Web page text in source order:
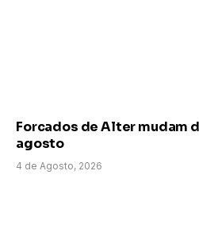
Forcados de Alter mudam
agosto
4 de Agosto, 2026